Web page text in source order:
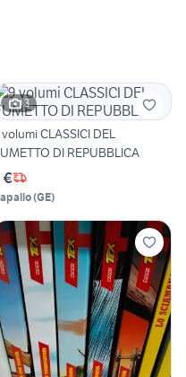
3
CLASSICI DEL
DI REPUBBLICA
€
(GE)